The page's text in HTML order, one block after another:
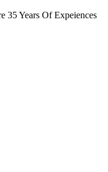
35 Years Of Expeiences